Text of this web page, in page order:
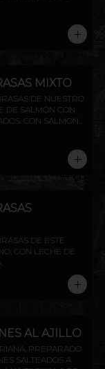
MIXTO
DE NUESTRO
DE SALMÓN CON
CON SALMON
DE ESTE
CON LECHE DE
AL AJILLO
PREPARADO
SALTEADOS A